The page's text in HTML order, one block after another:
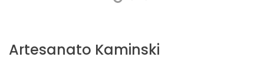
Artesanato Kaminski